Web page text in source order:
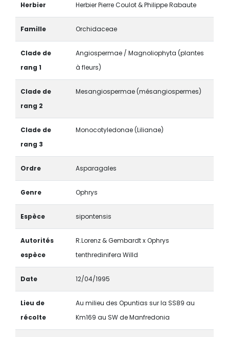
Herbier Herbier Pierre Coulot & Philippe Rabaute
Famille Orchidaceae
Clade de
rang 1
Angiospermae / Magnoliophyta (plantes
à fleurs)
Clade de
rang 2
Mesangiospermae (mésangiospermes)
Clade de
rang 3
Monocotyledonae (Lilianae)
Ordre Asparagales
Genre Ophrys
Espèce sipontensis
Autorités
espèce
R.Lorenz & Gembardt x Ophrys
tenthredinifera Willd
Date 12/04/1995
Lieu de
récolte
Au milieu des Opuntias sur la SS89 au
Km169 au SW de Manfredonia